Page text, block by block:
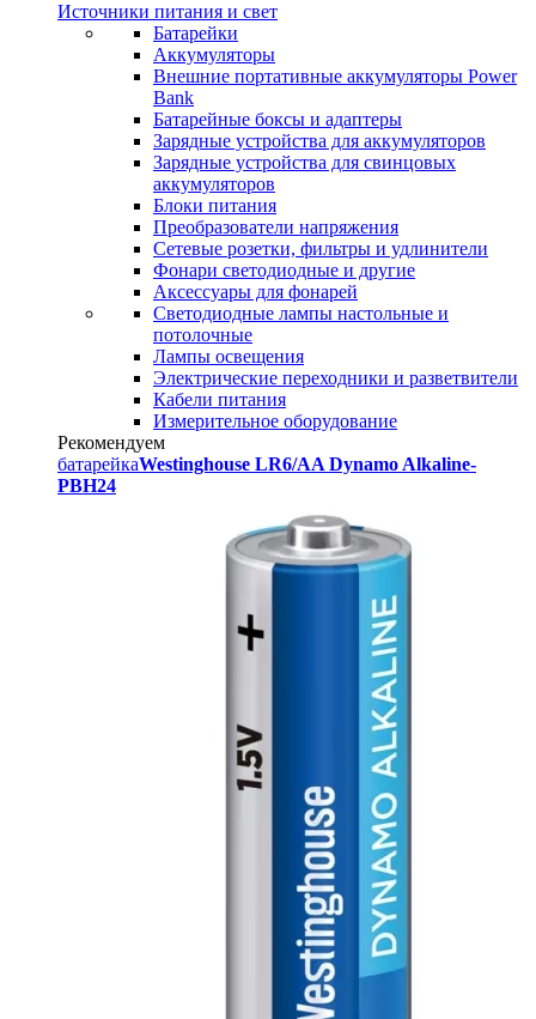
Источники питания и свет
Батарейки
Аккумуляторы
Внешние портативные аккумуляторы Power
Bank
Батарейные боксы и адаптеры
Зарядные устройства для аккумуляторов
Зарядные устройства для свинцовых
аккумуляторов
Блоки питания
Преобразователи напряжения
Сетевые розетки, фильтры и удлинители
Фонари светодиодные и другие
Аксессуары для фонарей
Светодиодные лампы настольные и
потолочные
Лампы освещения
Электрические переходники и разветвители
Кабели питания
Измерительное оборудование
Рекомендуем
батарейкаWestinghouse LR6/AA Dynamo Alkaline-
PBH24